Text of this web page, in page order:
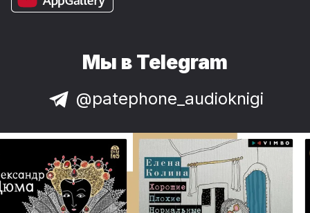
Мы в Telegram
@patephone_audioknigi